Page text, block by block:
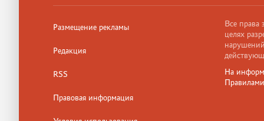
Размещение рекламы
Редакция
RSS
Правовая информация
Все права
целях
На
Правилами